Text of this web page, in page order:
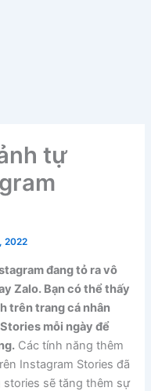
tự
2022
đang tỏ ra vô
Zalo. Bạn có thể thấy
trên trang cá nhân
mỗi ngày để
Các tính năng thêm
Instagram Stories đã
sẽ tăng thêm sự